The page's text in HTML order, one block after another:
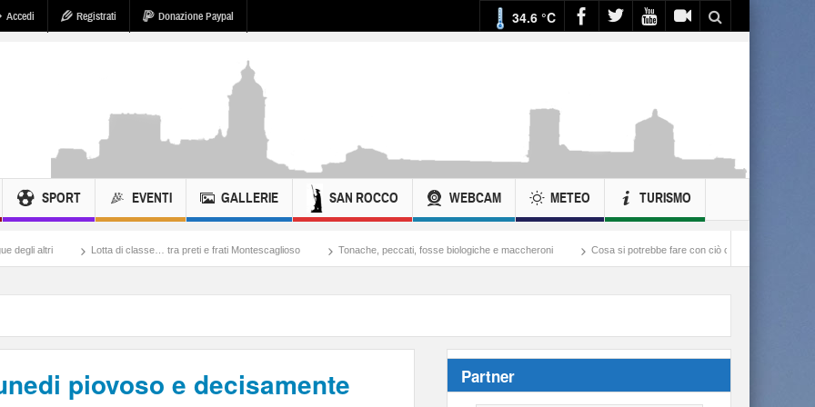
Accedi Registrati Donazione Paypal 34.6 °C
SPORT EVENTI GALLERIE SAN ROCCO WEBCAM METEO TURISMO
Lotta di classe… tra preti e frati Montescaglioso Tonache, peccati, fosse biologiche e maccheroni Cosa si potrebbe fare con ciò che si spende nella guerra all’Iran
piovoso e decisamente
Partner